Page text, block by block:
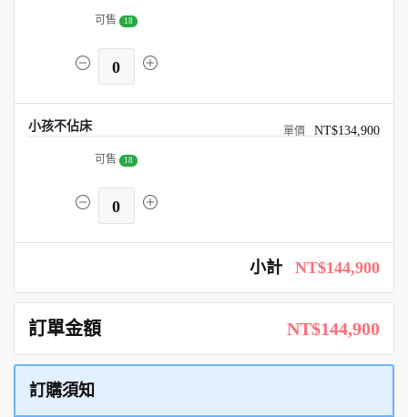
可售 18
0
小孩不佔床 NT$134,900
可售 18
0
小計 NT$144,900
訂單金額 NT$144,900
訂購須知